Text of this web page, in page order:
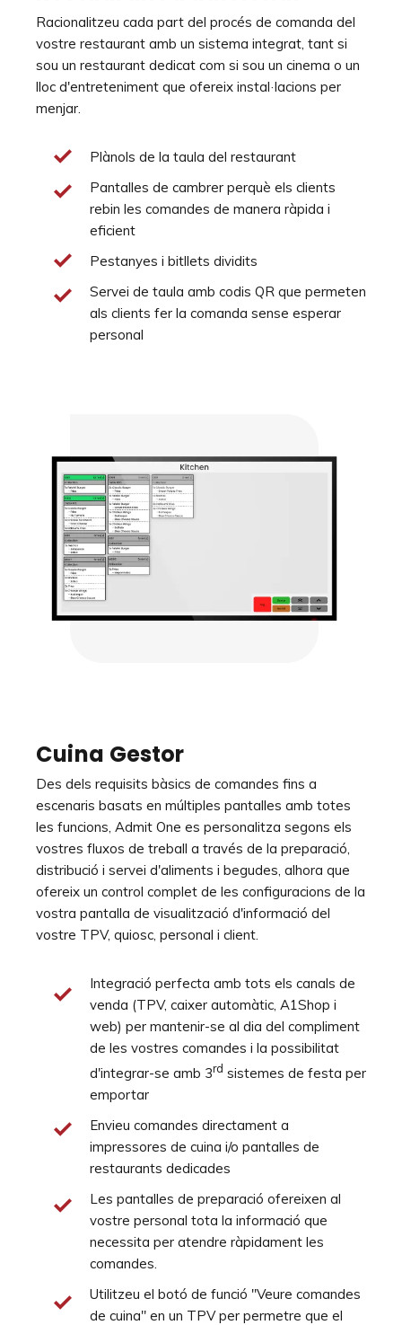
Racionalitzeu cada part del procés de comanda del
vostre restaurant amb un sistema integrat, tant si
sou un restaurant dedicat com si sou un cinema o un
lloc d'entreteniment que ofereix instal·lacions per
menjar.
Plànols de la taula del restaurant
Pantalles de cambrer perquè els clients
rebin les comandes de manera ràpida i
eficient
Pestanyes i bitllets dividits
Servei de taula amb codis QR que permeten
als clients fer la comanda sense esperar
personal
Cuina Gestor
Des dels requisits bàsics de comandes fins a
escenaris basats en múltiples pantalles amb totes
les funcions, Admit One es personalitza segons els
vostres fluxos de treball a través de la preparació,
distribució i servei d'aliments i begudes, alhora que
ofereix un control complet de les configuracions de la
vostra pantalla de visualització d'informació del
vostre TPV, quiosc, personal i client.
Integració perfecta amb tots els canals de
venda (TPV, caixer automàtic, A1Shop i
web) per mantenir-se al dia del compliment
de les vostres comandes i la possibilitat
d'integrar-se amb 3rd sistemes de festa per
emportar
Envieu comandes directament a
impressores de cuina i/o pantalles de
restaurants dedicades
Les pantalles de preparació ofereixen al
vostre personal tota la informació que
necessita per atendre ràpidament les
comandes.
Utilitzeu el botó de funció "Veure comandes
de cuina" en un TPV per permetre que el